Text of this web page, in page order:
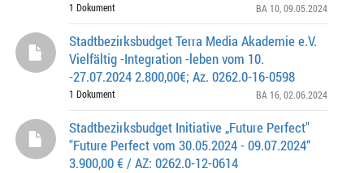
1 Dokument BA 10 , 09.05.2024
Stadtbezirksbudget Terra Media Akademie e.V.
Vielfältig -Integration -leben vom 10.
-27.07.2024 2.800,00€; Az. 0262.0-16-0598
1 Dokument BA 16 , 02.06.2024
Stadtbezirksbudget Initiative „Future Perfect"
"Future Perfect vom 30.05.2024 - 09.07.2024“
3.900,00 € / AZ: 0262.0-12-0614